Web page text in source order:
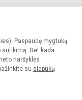
Paspaudę mygtuką
sutikimą. Bet kada
naršyklės
su slapukų
teisės saugomos.
draudžiama.
valdymas